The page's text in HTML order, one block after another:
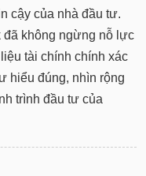
cậy của nhà đầu tư.
đã không ngừng nỗ lực
tài chính chính xác
hiểu đúng, nhìn rộng
trình đầu tư của